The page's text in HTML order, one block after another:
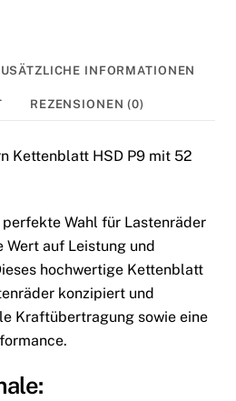
INFORMATIONEN
REZENSIONEN (0)
Kettenblatt HSD P9 mit 52
Wahl für Lastenräder
Wert auf Leistung und
hochwertige Kettenblatt
konzipiert und
Kraftübertragung sowie eine